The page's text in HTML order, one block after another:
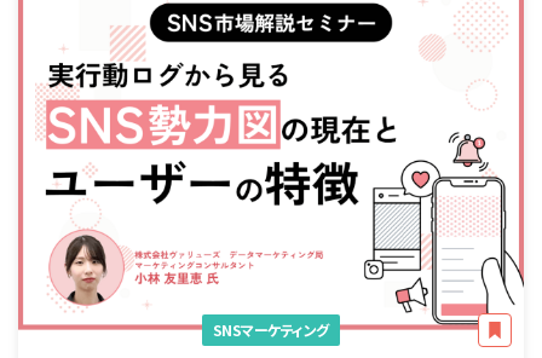
SNSマーケティング